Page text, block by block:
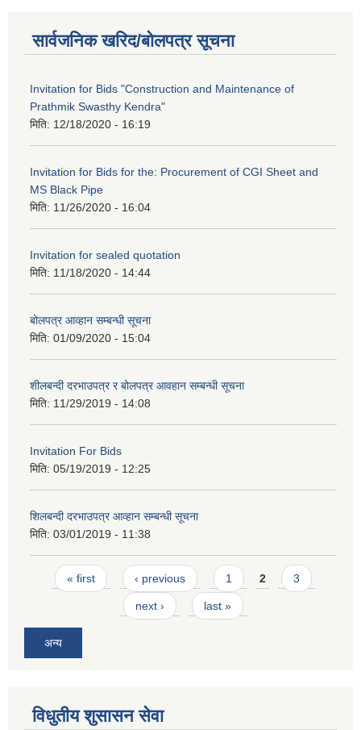
सार्वजनिक खरिद/बोलपत्र सूचना
Invitation for Bids "Construction and Maintenance of
Prathmik Swasthy Kendra"
मिति: 12/18/2020 - 16:19
Invitation for Bids for the: Procurement of CGI Sheet and
MS Black Pipe
मिति: 11/26/2020 - 16:04
Invitation for sealed quotation
मिति: 11/18/2020 - 14:44
बोलपत्र आव्हान सम्बन्धी सूचना
मिति: 01/09/2020 - 15:04
शीलबन्दी दरभाउपत्र र बोलपत्र आवहान सम्बन्धी सूचना
मिति: 11/29/2019 - 14:08
Invitation For Bids
मिति: 05/19/2019 - 12:25
शिलबन्दी दरभाउपत्र आव्हान सम्बन्धी सूचना
मिति: 03/01/2019 - 11:38
Pages
« first ‹ previous 1 2 3
next › last »
अन्य
विधुतीय शुसासन सेवा